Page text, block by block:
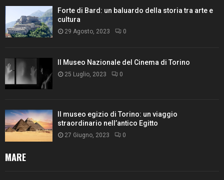
Forte di Bard: un baluardo della storia tra arte e
cultura
29 Agosto, 2023 0
Il Museo Nazionale del Cinema di Torino
25 Luglio, 2023 0
Il museo egizio di Torino: un viaggio
straordinario nell’antico Egitto
27 Giugno, 2023 0
MARE